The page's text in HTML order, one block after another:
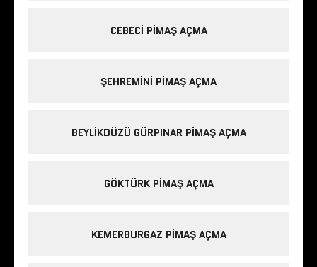
CEBECI PIMAŞ AÇMA
ŞEHREMINI PIMAŞ AÇMA
BEYLIKDÜZÜ GÜRPINAR PIMAŞ AÇMA
GÖKTÜRK PIMAŞ AÇMA
KEMERBURGAZ PIMAŞ AÇMA